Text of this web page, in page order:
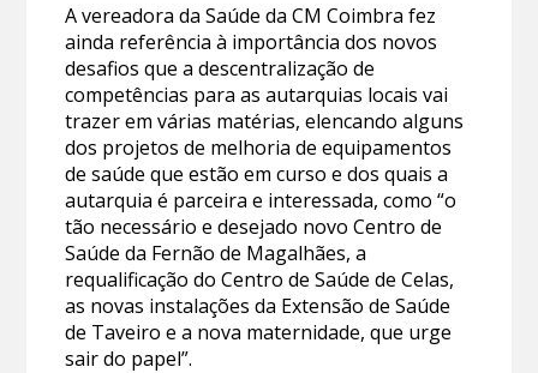
A vereadora da Saúde da CM Coimbra fez
ainda referência à importância dos novos
desafios que a descentralização de
competências para as autarquias locais vai
trazer em várias matérias, elencando alguns
dos projetos de melhoria de equipamentos
de saúde que estão em curso e dos quais a
autarquia é parceira e interessada, como “o
tão necessário e desejado novo Centro de
Saúde da Fernão de Magalhães, a
requalificação do Centro de Saúde de Celas,
as novas instalações da Extensão de Saúde
de Taveiro e a nova maternidade, que urge
sair do papel”.